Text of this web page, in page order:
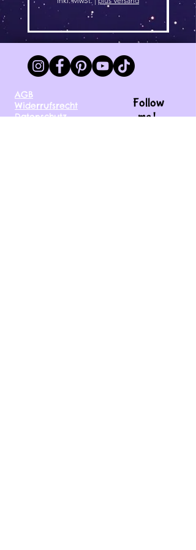
AGB
Widerrufsrecht
Datenschutz
Follow
me !